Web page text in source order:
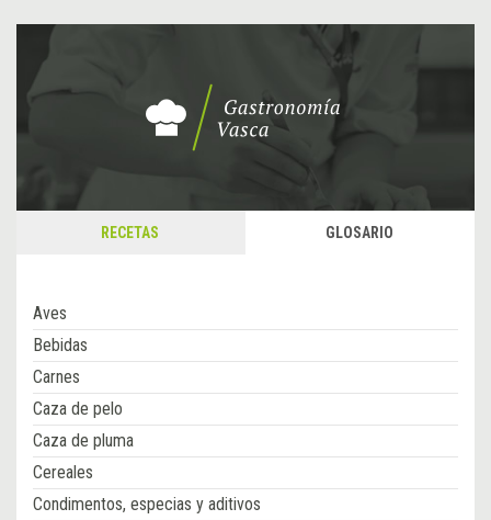
RECETAS GLOSARIO
Aves
Bebidas
Carnes
Caza de pelo
Caza de pluma
Cereales
Condimentos, especias y aditivos